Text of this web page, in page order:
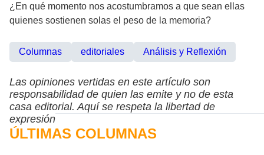
¿En qué momento nos acostumbramos a que sean ellas
quienes sostienen solas el peso de la memoria?
Columnas editoriales Análisis y Reflexión
Las opiniones vertidas en este artículo son
responsabilidad de quien las emite y no de esta
casa editorial. Aquí se respeta la libertad de
expresión
ÚLTIMAS COLUMNAS